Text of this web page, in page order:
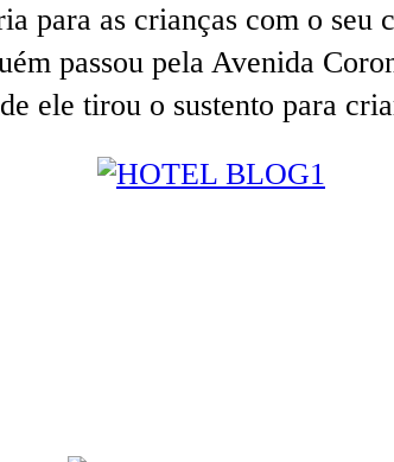
para as crianças com o
passou pela Avenida
ele tirou o sustento para